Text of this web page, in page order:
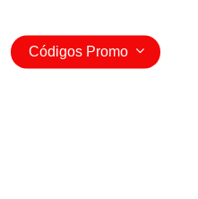
Códigos Promo